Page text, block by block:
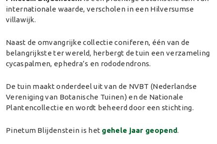
internationale waarde, verscholen in een Hilversumse
villawijk.
Naast de omvangrijke collectie coniferen, één van de
belangrijkste ter wereld, herbergt de tuin een verzameling
cycaspalmen, ephedra’s en rododendrons.
De tuin maakt onderdeel uit van de NVBT (Nederlandse
Vereniging van Botanische Tuinen) en de Nationale
Plantencollectie en wordt beheerd door een stichting.
Pinetum Blijdenstein is het gehele jaar geopend.